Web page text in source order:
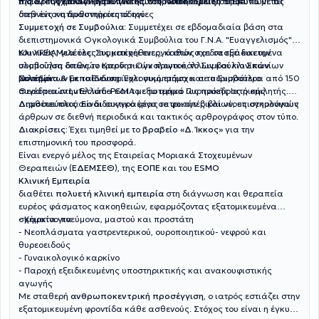
διεθνείς κατευθυντήριες οδηγίες
στην έντονη δραστηριότητά του:
Συμμετοχή σε Συμβούλια: Συμμετέχει σε εβδομαδιαία βάση στα
διεπιστημονικά Ογκολογικά Συμβούλια του Γ.Ν.Α. "Ευαγγελισμός" &
του ΥΓΕΙΑ, για όλες τις κακοήθειες, καθώς και σε εξειδικευμένα
συμβούλια όπως το Καρδιο-Ογκολογικό, το Συμβούλιο Σπανίων
Νοσημάτων με το Ενδοκρινολογικό τμήμα και το Συμβούλιο
Θεραπειών Lutecium-PSMA με το τμήμα Πυρηνικής Ιατρικής.
Κλινικές Μελέτες:Συμμετέχει ενεργά στον σχεδιασμό και την
υλοποίηση διεθνών ερευνητικών πρωτοκόλλων και κλινικών
μελετών
Συνέδρια & Εκπαίδευση:Έχει συμμετάσχει σε περισσότερα από 150
συνέδρια στην Ελλάδα και το εξωτερικό ως πρόεδρος ή ομιλητής.
Διαθέτει πλούσιο διδακτικό έργο σε φοιτητές και νέους ογκολόγους
Δημοσιεύσεις:Είναι συγγραφέας ιατρικών βιβλίων, επιστημονικών
άρθρων σε διεθνή περιοδικά και τακτικός αρθρογράφος στον τύπο.
Διακρίσεις:Έχει τιμηθεί με το βραβείο «Δ. Ίκκος» για την
επιστημονική του προσφορά.
Είναι ενεργό μέλος της Εταιρείας Μοριακά Στοχευμένων
Θεραπειών (ΕΔΕΜΣΕΘ), της ΕΟΠΕ και του ESMO
Κλινική Εμπειρία
διαθέτει πολυετή κλινική εμπειρία στη διάγνωση και θεραπεία
ευρέος φάσματος κακοηθειών, εφαρμόζοντας εξατομικευμένα
σχήματα για:
- Καρκίνο πνεύμονα, μαστού και προστάτη
- Νεοπλάσματα γαστρεντερικού, ουροποιητικού- νεφρού και
θυρεοειδούς
- Γυναικολογικό καρκίνο
- Παροχή εξειδικευμένης υποστηρικτικής και ανακουφιστικής
αγωγής
Με σταθερή ανθρωποκεντρική προσέγγιση, ο ιατρός εστιάζει στην
εξατομικευμένη φροντίδα κάθε ασθενούς. Στόχος του είναι η έγκυρη